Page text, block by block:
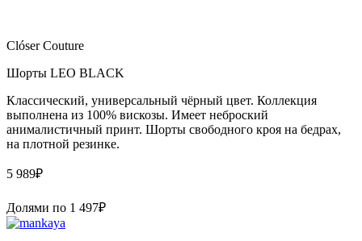
Clóser Couture
Шорты LEO BLACK
Классический, универсальный чёрный цвет. Коллекция
выполнена из 100% вискозы. Имеет неброский
анималистичный принт. Шорты свободного кроя на бедрах,
на плотной резинке.
5 989₽
Долями по 1 497₽